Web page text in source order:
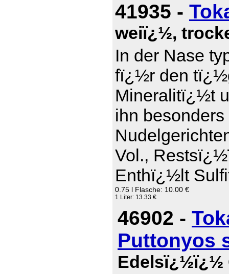
41935 -
weiï¿½,
In der Nase
fï¿½r den
Mineralitï¿½t
ihn
Vol.,
Enthï¿½lt
0.75 l Flasche: 10.00 €
1 Liter: 13.33 €
46902 -
Puttonyos
Edelsï¿½ï¿½